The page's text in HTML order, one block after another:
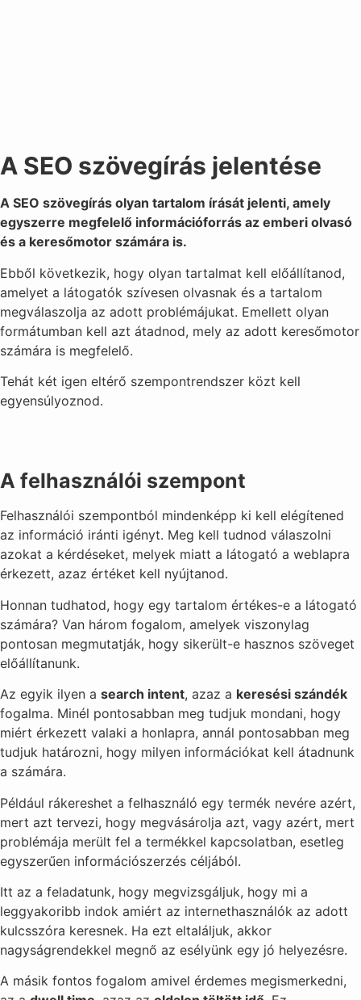
A SEO szövegírás jelentése
A SEO szövegírás olyan tartalom írását jelenti, amely
egyszerre megfelelő információforrás az emberi olvasó
és a keresőmotor számára is.
Ebből következik, hogy olyan tartalmat kell előállítanod,
amelyet a látogatók szívesen olvasnak és a tartalom
megválaszolja az adott problémájukat. Emellett olyan
formátumban kell azt átadnod, mely az adott keresőmotor
számára is megfelelő.
Tehát két igen eltérő szempontrendszer közt kell
egyensúlyoznod.
A felhasználói szempont
Felhasználói szempontból mindenképp ki kell elégítened
az információ iránti igényt. Meg kell tudnod válaszolni
azokat a kérdéseket, melyek miatt a látogató a weblapra
érkezett, azaz értéket kell nyújtanod.
Honnan tudhatod, hogy egy tartalom értékes-e a látogató
számára? Van három fogalom, amelyek viszonylag
pontosan megmutatják, hogy sikerült-e hasznos szöveget
előállítanunk.
Az egyik ilyen a search intent, azaz a keresési szándék
fogalma. Minél pontosabban meg tudjuk mondani, hogy
miért érkezett valaki a honlapra, annál pontosabban meg
tudjuk határozni, hogy milyen információkat kell átadnunk
a számára.
Például rákereshet a felhasználó egy termék nevére azért,
mert azt tervezi, hogy megvásárolja azt, vagy azért, mert
problémája merült fel a termékkel kapcsolatban, esetleg
egyszerűen információszerzés céljából.
Itt az a feladatunk, hogy megvizsgáljuk, hogy mi a
leggyakoribb indok amiért az internethasználók az adott
kulcsszóra keresnek. Ha ezt eltaláljuk, akkor
nagyságrendekkel megnő az esélyünk egy jó helyezésre.
A másik fontos fogalom amivel érdemes megismerkedni,